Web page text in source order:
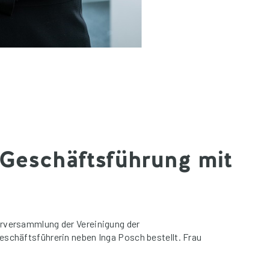
mit
der Vereinigung der
neben Inga Posch bestellt. Frau